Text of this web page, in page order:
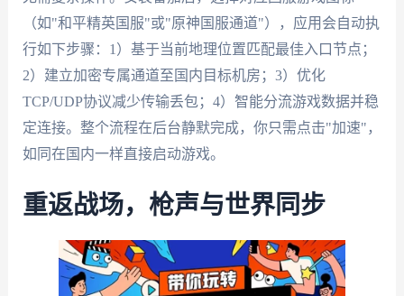
（如"和平精英国服"或"原神国服通道"），应用会自动执
行如下步骤：1）基于当前地理位置匹配最佳入口节点；
2）建立加密专属通道至国内目标机房；3）优化
TCP/UDP协议减少传输丢包；4）智能分流游戏数据并稳
定连接。整个流程在后台静默完成，你只需点击"加速"，
如同在国内一样直接启动游戏。
重返战场，枪声与世界同步